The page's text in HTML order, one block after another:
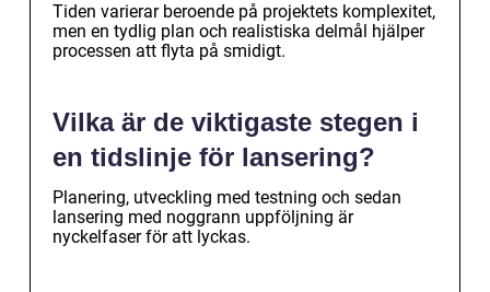
Tiden varierar beroende på projektets komplexitet,
men en tydlig plan och realistiska delmål hjälper
processen att flyta på smidigt.
Vilka är de viktigaste stegen i
en tidslinje för lansering?
Planering, utveckling med testning och sedan
lansering med noggrann uppföljning är
nyckelfaser för att lyckas.